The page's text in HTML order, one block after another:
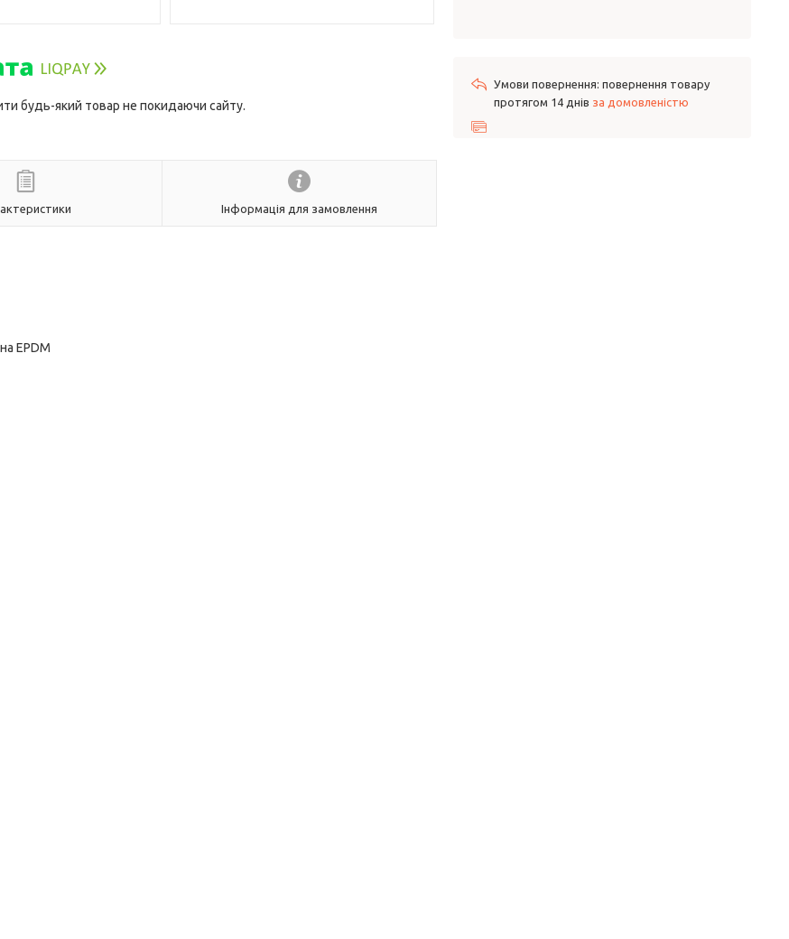
будь-який товар не покидаючи сайту.
Інформація для замовлення
EPDM
повернення товару
протягом 14 днів за домовленістю